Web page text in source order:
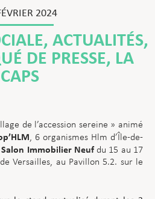
2024
, ACTUALITÉS,
DE PRESSE, LA
CAPS
de l’accession sereine » animé
, 6 organismes Hlm d’Île-de-
Salon Immobilier Neufdu 15 au 17
Versailles, au Pavillon 5.2. sur le